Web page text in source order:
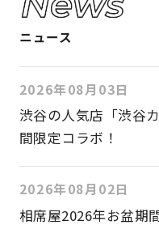
ニュース
2026年08月03日
渋谷の人気店「渋谷
間限定コラボ！
2026年08月02日
相席屋2026年お盆期